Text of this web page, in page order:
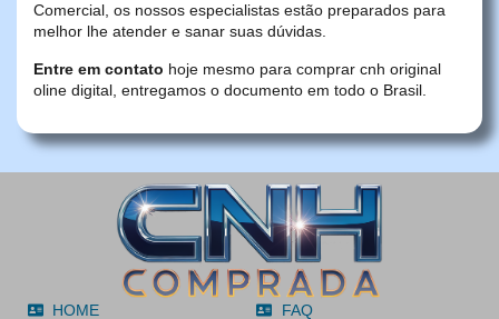
Comercial, os nossos especialistas estão preparados para
melhor lhe atender e sanar suas dúvidas.
Entre em contato hoje mesmo para comprar cnh original
oline digital, entregamos o documento em todo o Brasil.
HOME FAQ